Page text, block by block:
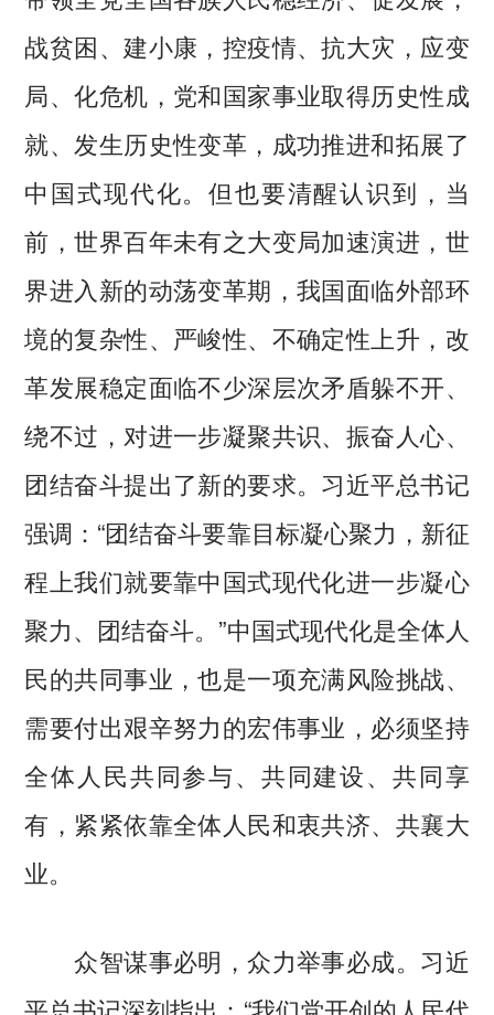
战贫困、建小康，控疫情、抗大灾，应变
局、化危机，党和国家事业取得历史性成
就、发生历史性变革，成功推进和拓展了
中国式现代化。但也要清醒认识到，当
前，世界百年未有之大变局加速演进，世
界进入新的动荡变革期，我国面临外部环
境的复杂性、严峻性、不确定性上升，改
革发展稳定面临不少深层次矛盾躲不开、
绕不过，对进一步凝聚共识、振奋人心、
团结奋斗提出了新的要求。习近平总书记
强调：“团结奋斗要靠目标凝心聚力，新征
程上我们就要靠中国式现代化进一步凝心
聚力、团结奋斗。”中国式现代化是全体人
民的共同事业，也是一项充满风险挑战、
需要付出艰辛努力的宏伟事业，必须坚持
全体人民共同参与、共同建设、共同享
有，紧紧依靠全体人民和衷共济、共襄大
业。
众智谋事必明，众力举事必成。习近